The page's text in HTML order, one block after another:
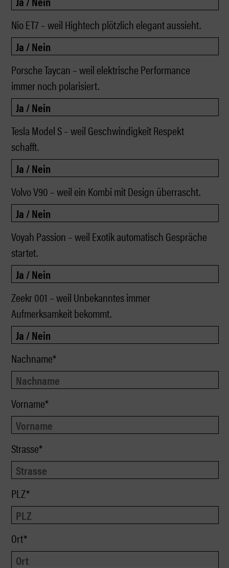
Nio ET7 – weil Hightech plötzlich elegant aussieht.
Porsche Taycan – weil elektrische Performance
immer noch polarisiert.
Tesla Model S – weil Geschwindigkeit Respekt
schafft.
Volvo V90 – weil ein Kombi mit Design überrascht.
Voyah Passion – weil Exotik automatisch Gespräche
startet.
Zeekr 001 – weil Unbekanntes immer
Aufmerksamkeit bekommt.
Nachname*
Vorname*
Strasse*
PLZ*
Ort*